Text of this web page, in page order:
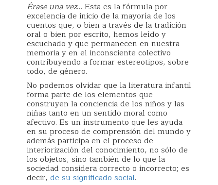
Érase una vez… Esta es la fórmula por
excelencia de inicio de la mayoría de los
cuentos que, o bien a través de la tradición
oral o bien por escrito, hemos leído y
escuchado y que permanecen en nuestra
memoria y en el inconsciente colectivo
contribuyendo a formar estereotipos, sobre
todo, de género.
No podemos olvidar que la literatura infantil
forma parte de los elementos que
construyen la conciencia de los niños y las
niñas tanto en un sentido moral como
afectivo. Es un instrumento que les ayuda
en su proceso de comprensión del mundo y
además participa en el proceso de
interiorización del conocimiento, no sólo de
los objetos, sino también de lo que la
sociedad considera correcto o incorrecto; es
decir, de su significado social.